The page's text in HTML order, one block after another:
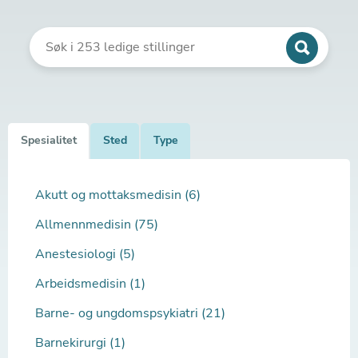
Spesialitet Sted Type
Akutt og mottaksmedisin (6)
Allmennmedisin (75)
Anestesiologi (5)
Arbeidsmedisin (1)
Barne- og ungdomspsykiatri (21)
Barnekirurgi (1)